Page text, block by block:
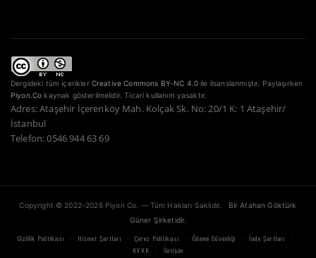
Dergideki tüm içerikler Creative Commons BY-NC 4.0 ile lisanslanmıştır. Paylaşırken
Piyon.Co kaynak gösterilmelidir. Ticari kullanım yasaktır.
Adres: Ataşehir İçerenköy Mah. Kolçak Sk. No: 20/1 K: 1 Ataşehir/
İstanbul
Telefon: 0546 944 63 69
Copyright © 2022–2026 Piyon Co. — Tüm Hakları Saklıdır.
Bir Atahan Göktürk
Güner Şirketidir.
Gizlilik Politikası · Hizmet Şartları · Çerez Politikası · Ödeme Güvenliği · İade Şartları ·
KVKK · İletişim